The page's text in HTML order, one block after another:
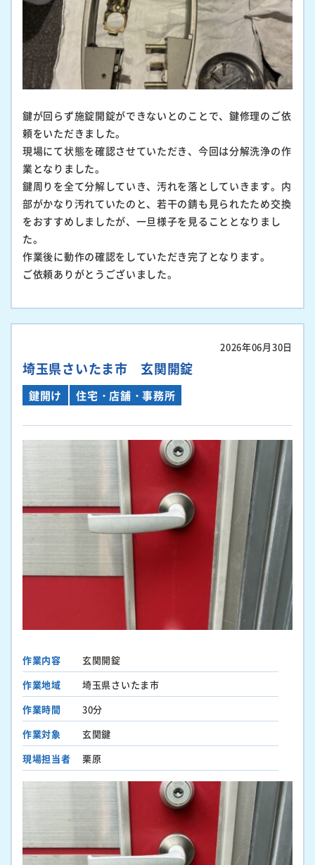
鍵が回らず施錠開錠ができないとのことで、鍵修理のご依
頼をいただきました。
現場にて状態を確認させていただき、今回は分解洗浄の作
業となりました。
鍵周りを全て分解していき、汚れを落としていきます。内
部がかなり汚れていたのと、若干の錆も見られたため交換
をおすすめしましたが、一旦様子を見ることとなりまし
た。
作業後に動作の確認をしていただき完了となります。
ご依頼ありがとうございました。
2026年06月30日
埼玉県さいたま市 玄関開錠
鍵開け 住宅・店舗・事務所
作業内容
玄関開錠
作業地域
埼玉県さいたま市
作業時間
30分
作業対象
玄関鍵
現場担当者
栗原